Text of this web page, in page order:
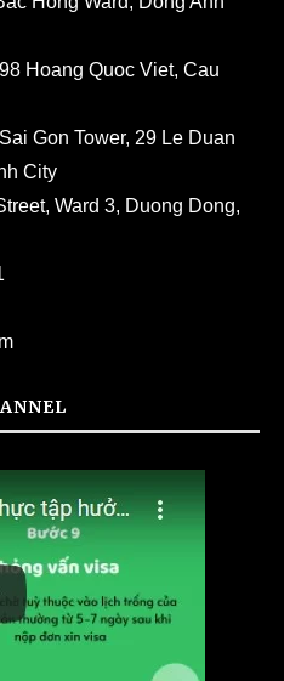
Hoang Quoc Viet, Cau
Gon Tower, 29 Le Duan
City
Ward 3, Duong Dong,